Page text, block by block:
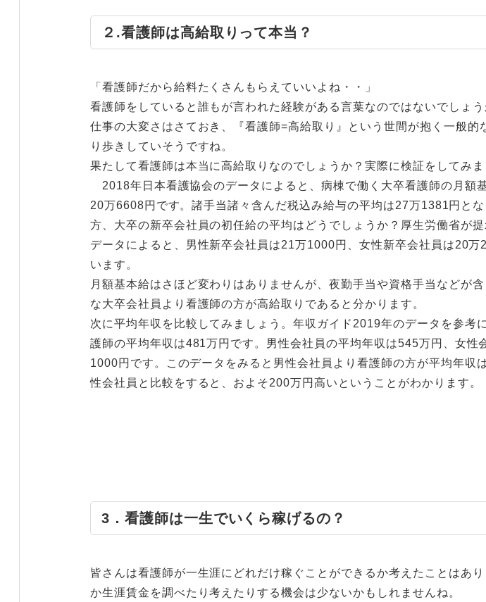
２.看護師は高給取りって本当？
「看護師だから給料たくさんもらえていいよね・・」
看護師をしていると誰もが言われた経験がある言葉なのではないでしょう
仕事の大変さはさておき、『看護師=高給取り』という世間が抱く一般的
り歩きしていそうですね。
果たして看護師は本当に高給取りなのでしょうか？実際に検証をしてみま
2018年日本看護協会のデータによると、病棟で働く大卒看護師の月額
20万6608円です。諸手当諸々含んだ税込み給与の平均は27万1381円と
方、大卒の新卒会社員の初任給の平均はどうでしょうか？厚生労働省が
データによると、男性新卒会社員は21万1000円、女性新卒会社員は20万
います。
月額基本給はさほど変わりはありませんが、夜勤手当や資格手当などが
な大卒会社員より看護師の方が高給取りであると分かります。
次に平均年収を比較してみましょう。年収ガイド2019年のデータを参考
護師の平均年収は481万円です。男性会社員の平均年収は545万円、女性
1000円です。このデータをみると男性会社員より看護師の方が平均年収
性会社員と比較をすると、およそ200万円高いということがわかります。
3．看護師は一生でいくら稼げるの？
皆さんは看護師が一生涯にどれだけ稼ぐことができるか考えたことはあ
か生涯賃金を調べたり考えたりする機会は少ないかもしれませんね。